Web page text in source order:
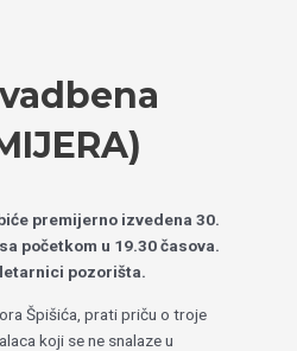
premijerno izvedena 30.
početkom u 19.30 časova.
pozorišta.
Špišića, prati priču o troje
koji se ne snalaze u